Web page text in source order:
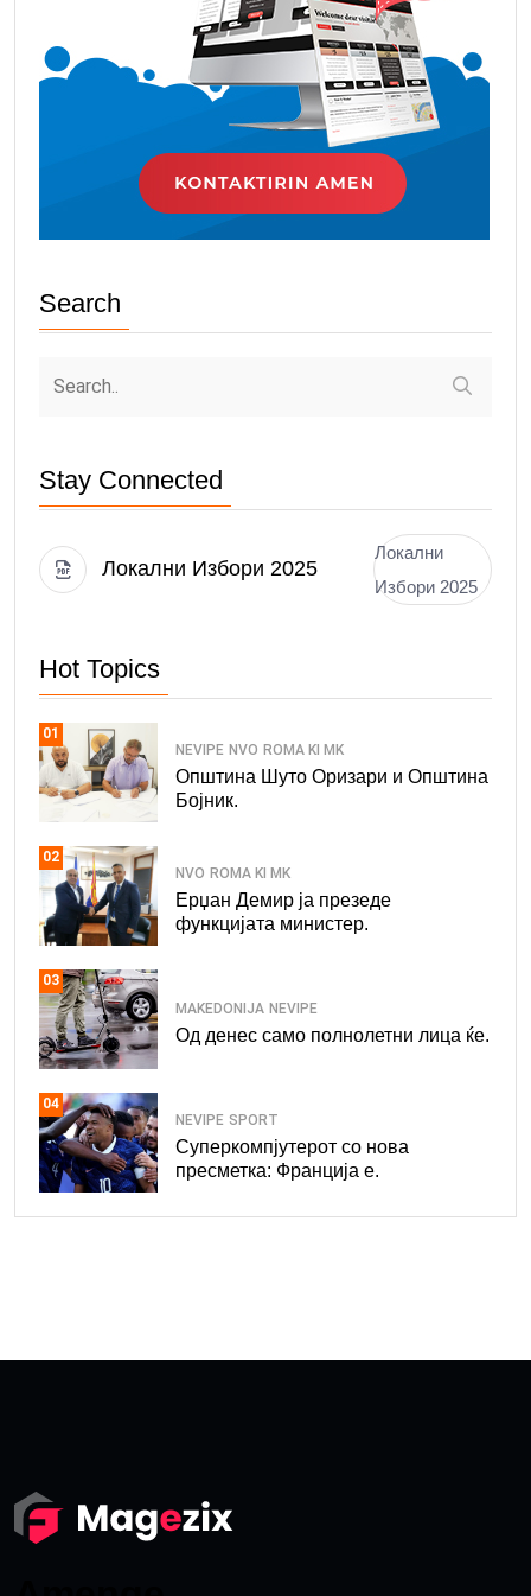
Search
Stay Connected
Локални Избори 2025
Локални
Избори 2025
Hot Topics
01
NEVIPE NVO ROMA KI MK
Општина Шуто Оризари и Општина
Бојник.
02
NVO ROMA KI MK
Ерџан Демир ја презеде
функцијата министер.
03
MAKEDONIJA NEVIPE
Од денес само полнолетни лица ќе.
04
NEVIPE SPORT
Суперкомпјутерот со нова
пресметка: Франција е.